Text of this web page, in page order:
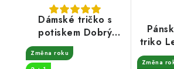
Dámské tričko s
potiskem Dobrý
ročník víno
Změna roku
triko
Změna